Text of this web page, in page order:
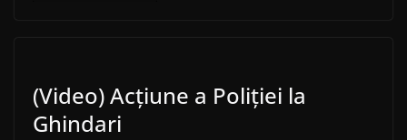
(Video) Acțiune a Poliției la
Ghindari